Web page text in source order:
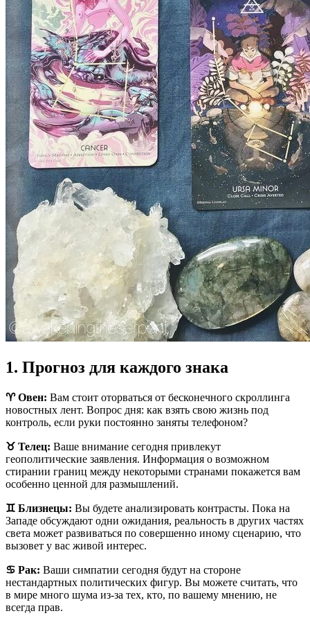
1. Прогноз для каждого знака
♈️ Овен: Вам стоит оторваться от бесконечного скроллинга
новостных лент. Вопрос дня: как взять свою жизнь под
контроль, если руки постоянно заняты телефоном?
♉️ Телец: Ваше внимание сегодня привлекут
геополитические заявления. Информация о возможном
стирании границ между некоторыми странами покажется вам
особенно ценной для размышлений.
♊️ Близнецы: Вы будете анализировать контрасты. Пока на
Западе обсуждают одни ожидания, реальность в других частях
света может развиваться по совершенно иному сценарию, что
вызовет у вас живой интерес.
♋️ Рак: Ваши симпатии сегодня будут на стороне
нестандартных политических фигур. Вы можете считать, что
в мире много шума из-за тех, кто, по вашему мнению, не
всегда прав.